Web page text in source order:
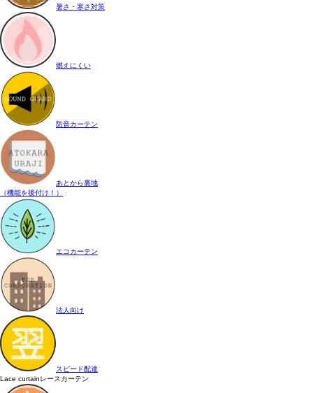
暑さ・寒さ対策
燃えにくい
防音カーテン
あとから裏地
（機能を後付け！）
エコカーテン
法人向け
スピード配達
Lace curtainレースカーテン